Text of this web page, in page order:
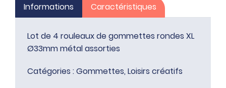
Informations Caractéristiques
Lot de 4 rouleaux de gommettes rondes XL
Ø33mm métal assorties
Catégories :Gommettes, Loisirs créatifs